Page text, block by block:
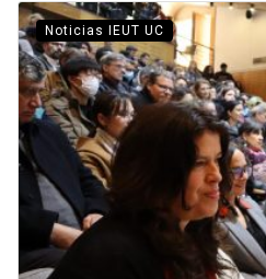
Noticias IEUT UC